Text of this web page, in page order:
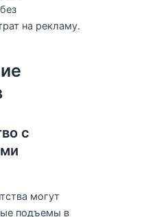
на рекламу.
с
могут
подъемы в